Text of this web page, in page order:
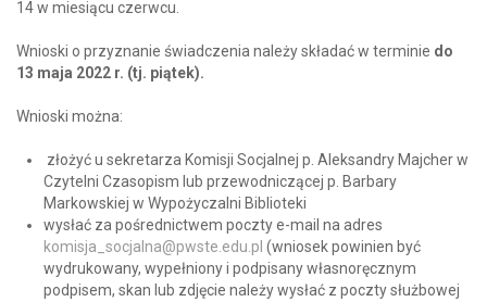
14 w miesiącu czerwcu.
Wnioski o przyznanie świadczenia należy składać w terminie do
13 maja 2022 r. (tj. piątek).
Wnioski można:
złożyć u sekretarza Komisji Socjalnej p. Aleksandry Majcher w
Czytelni Czasopism lub przewodniczącej p. Barbary
Markowskiej w Wypożyczalni Biblioteki
wysłać za pośrednictwem poczty e-mail na adres
komisja_socjalna@pwste.edu.pl (wniosek powinien być
wydrukowany, wypełniony i podpisany własnoręcznym
podpisem, skan lub zdjęcie należy wysłać z poczty służbowej